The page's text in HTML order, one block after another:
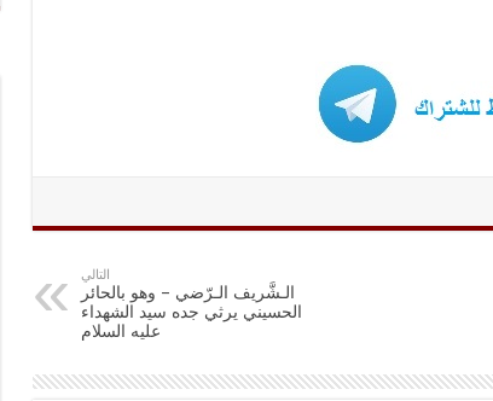
التالي
الـشَّريف الـرّضي – وهو بالحائر
الحسيني يرثي جده سيد الشهداء
عليه السلام